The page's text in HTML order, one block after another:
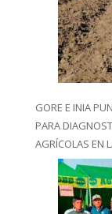
GORE E INIA
PARA
AGRÍCOLAS EN